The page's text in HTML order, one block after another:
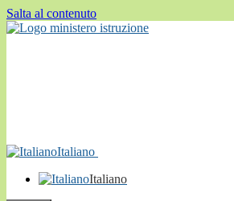
Salta al contenuto
Italiano
Italiano